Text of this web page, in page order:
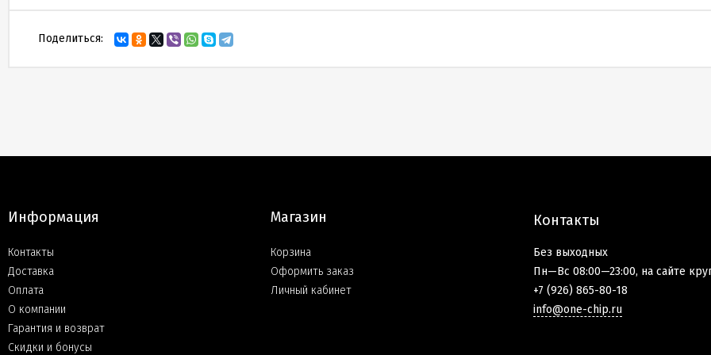
Поделиться:
Информация
Контакты
Доставка
Оплата
О компании
Гарантия и возврат
Скидки и бонусы
Магазин
Корзина
Оформить заказ
Личный кабинет
Контакты
Без выходных
Пн—Вс 08:00—23:00, на сайте
+7 (926) 865-80-18
info@one-chip.ru